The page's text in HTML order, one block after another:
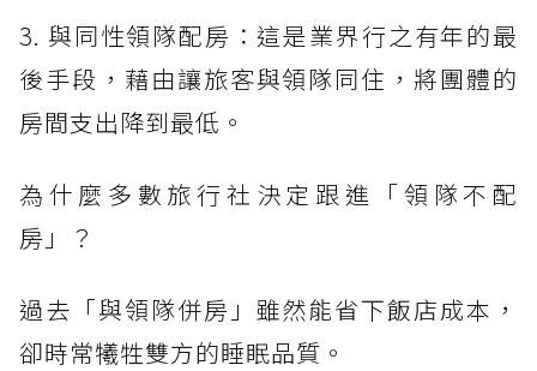
3. 與同性領隊配房：這是業界行之有年的最
後手段，藉由讓旅客與領隊同住，將團體的
房間支出降到最低。
為什麼多數旅行社決定跟進「領隊不配
房」？
過去「與領隊併房」雖然能省下飯店成本，
卻時常犧牲雙方的睡眠品質。